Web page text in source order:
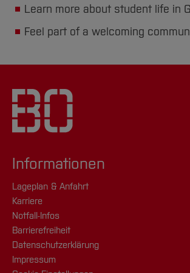
Learn more about student life in
Feel part of a welcoming
Informationen
Lageplan & Anfahrt
Karriere
Notfall-Infos
Barrierefreiheit
Datenschutzerklärung
Impressum